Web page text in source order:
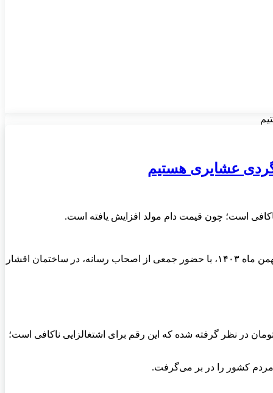
عشایری هستیم
سید هادی صالحی ساداتی، رئیس سازمان بسیج عشایری کشور، پیش از ظهر امروز شنبه ۱۳ بهمن ماه ۱۴۰۳، با حضور جمعی از اصحاب رسانه، در ساختمان اقشار
رئیس سازمان بسیج عشایری کشور، در ابتدای این نشست خبری گفت: برای اشتغال جامعه عشایر ۱۵۰ میلیون تومان در نظر گرفته شده که این رقم برای اشتغالزایی ناکافی است؛
مردم کشور را در بر می‌گرفت.